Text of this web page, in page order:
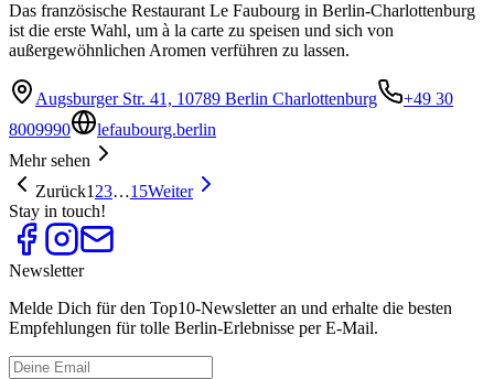
Das französische Restaurant Le Faubourg in Berlin-Charlottenburg
ist die erste Wahl, um à la carte zu speisen und sich von
außergewöhnlichen Aromen verführen zu lassen.
Augsburger Str. 41, 10789 Berlin Charlottenburg
+49 30
8009990
lefaubourg.berlin
Mehr sehen
Zurück1 23…15Weiter
Stay in touch!
Newsletter
Melde Dich für den Top10-Newsletter an und erhalte die besten
Empfehlungen für tolle Berlin-Erlebnisse per E-Mail.